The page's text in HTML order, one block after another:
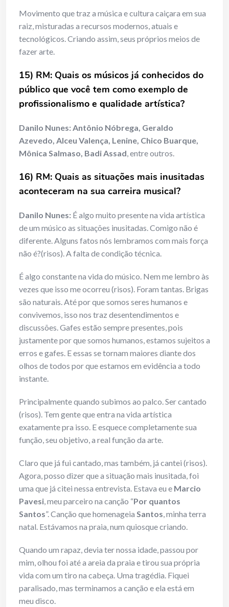
Movimento que traz a música e cultura caiçara em sua
raiz, misturadas a recursos modernos, atuais e
tecnológicos. Criando assim, seus próprios meios de
fazer arte.
15) RM: Quais os músicos já conhecidos do
público que você tem como exemplo de
profissionalismo e qualidade artística?
Danilo Nunes: Antônio Nóbrega, Geraldo
Azevedo, Alceu Valença, Lenine, Chico Buarque,
Mônica Salmaso, Badi Assad, entre outros.
16) RM: Quais as situações mais inusitadas
aconteceram na sua carreira musical?
Danilo Nunes: É algo muito presente na vida artística
de um músico as situações inusitadas. Comigo não é
diferente. Alguns fatos nós lembramos com mais força
não é?(risos). A falta de condição técnica.
É algo constante na vida do músico. Nem me lembro às
vezes que isso me ocorreu (risos). Foram tantas. Brigas
são naturais. Até por que somos seres humanos e
convivemos, isso nos traz desentendimentos e
discussões. Gafes estão sempre presentes, pois
justamente por que somos humanos, estamos sujeitos a
erros e gafes. E essas se tornam maiores diante dos
olhos de todos por que estamos em evidência a todo
instante.
Principalmente quando subimos ao palco. Ser cantado
(risos). Tem gente que entra na vida artística
exatamente pra isso. E esquece completamente sua
função, seu objetivo, a real função da arte.
Claro que já fui cantado, mas também, já cantei (risos).
Agora, posso dizer que a situação mais inusitada, foi
uma que já citei nessa entrevista. Estava eu e Marcio
Pavesi, meu parceiro na canção “Por quantos
Santos”. Canção que homenageia Santos, minha terra
natal. Estávamos na praia, num quiosque criando.
Quando um rapaz, devia ter nossa idade, passou por
mim, olhou foi até a areia da praia e tirou sua própria
vida com um tiro na cabeça. Uma tragédia. Fiquei
paralisado, mas terminamos a canção e ela está em
meu disco.